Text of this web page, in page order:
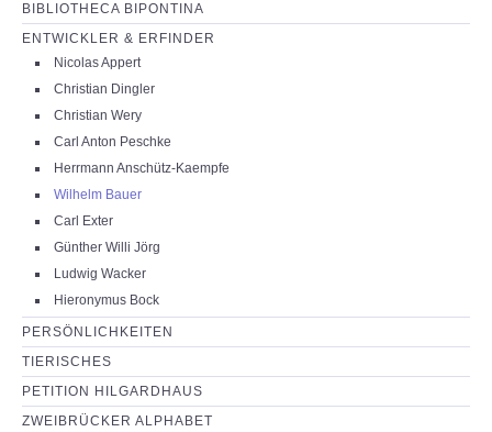
BIBLIOTHECA BIPONTINA
ENTWICKLER & ERFINDER
Nicolas Appert
Christian Dingler
Christian Wery
Carl Anton Peschke
Herrmann Anschütz-Kaempfe
Wilhelm Bauer
Carl Exter
Günther Willi Jörg
Ludwig Wacker
Hieronymus Bock
PERSÖNLICHKEITEN
TIERISCHES
PETITION HILGARDHAUS
ZWEIBRÜCKER ALPHABET